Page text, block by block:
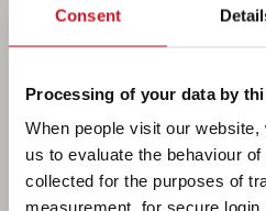
Consent
Processing of your data by
When people visit our
us to evaluate the behaviour
collected for the purposes of
measurement, for secure
BAGNI
Ogni camperista ha le sue